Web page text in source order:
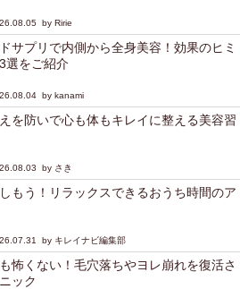
by Ririe
サプリで内側から全身美容！効果のヒミ
選をご紹介
by kanami
を防いで心も体もキレイに整える美容習
by さき
もう！リラックスできるおうち時間のア
by キレイナビ編集部
怖くない！毛穴落ちやヨレ崩れを復活さ
ック